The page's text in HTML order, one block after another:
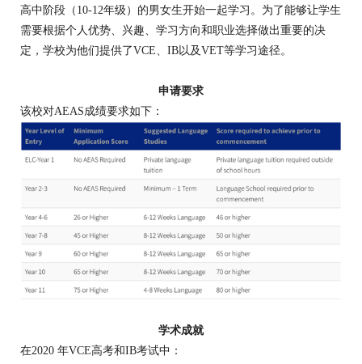
高中阶段（10-12年级）的男女生开始一起学习。为了能够让学生
需要根据个人优势、兴趣、学习方向和职业选择做出重要的决
定，学校为他们提供了VCE、IB以及VET等学习途径。
申请要求
该校对AEAS成绩要求如下：
学术成就
在2020 年VCE高考和IB考试中：